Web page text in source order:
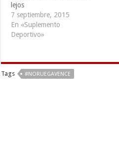
lejos
7 septiembre, 2015
En «Suplemento
Deportivo»
Tags #NORUEGAVENCE